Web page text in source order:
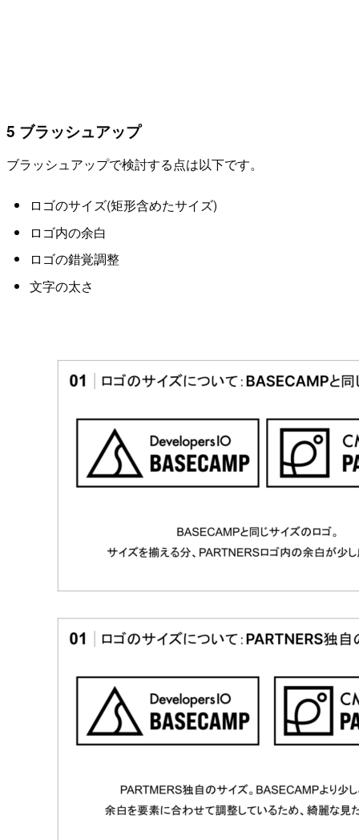
5 ブラッシュアップ
ブラッシュアップで検討する点は以下です。
ロゴのサイズ(矩形含めたサイズ)
ロゴ内の余白
ロゴの錯覚調整
文字の太さ